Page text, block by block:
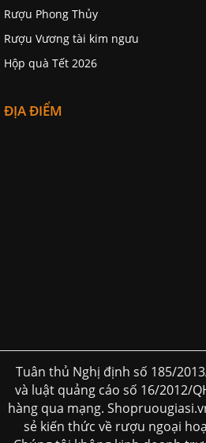
Rượu Phong Thủy
Rượu Vương tài kim ngưu
Hộp quà Tết 2026
ĐỊA ĐIỂM
Tuân thủ Nghị định số 185/
và luật quảng cáo số 16/2012/
hàng qua mạng.
sẻ kiến thức về rượu ngoại